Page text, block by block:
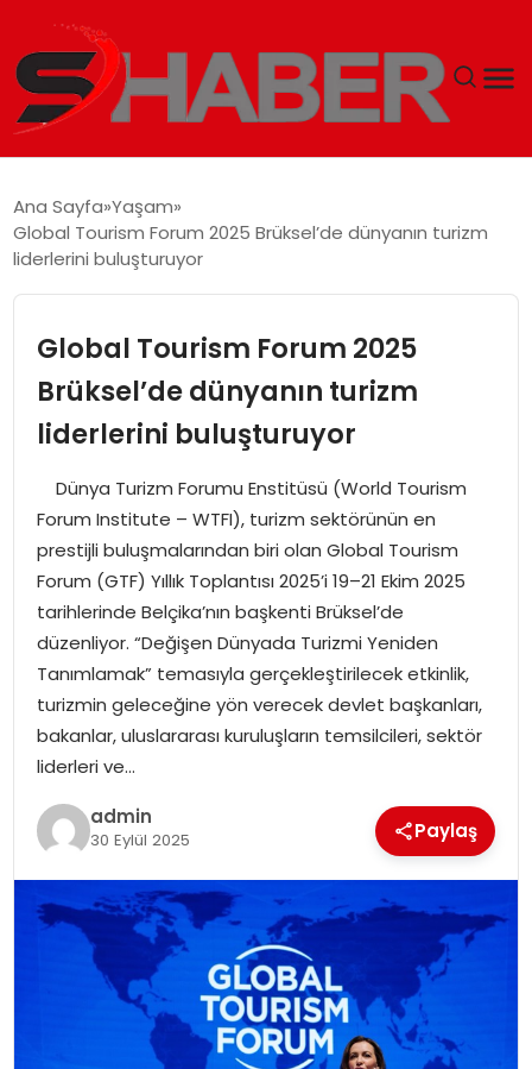
MAGAZIN
EKONOMI
SIYASET
EĞITIM
YAŞAM
Ana Sayfa Yaşam
Global Tourism Forum 2025 Brüksel’de dünyanın turizm
liderlerini buluşturuyor
Global Tourism Forum 2025
Brüksel’de dünyanın turizm
liderlerini buluşturuyor
Dünya Turizm Forumu Enstitüsü (World Tourism
Forum Institute – WTFI), turizm sektörünün en
prestijli buluşmalarından biri olan Global Tourism
Forum (GTF) Yıllık Toplantısı 2025’i 19–21 Ekim 2025
tarihlerinde Belçika’nın başkenti Brüksel’de
düzenliyor. “Değişen Dünyada Turizmi Yeniden
Tanımlamak” temasıyla gerçekleştirilecek etkinlik,
turizmin geleceğine yön verecek devlet başkanları,
bakanlar, uluslararası kuruluşların temsilcileri, sektör
liderleri ve…
admin
30 Eylül 2025 Paylaş